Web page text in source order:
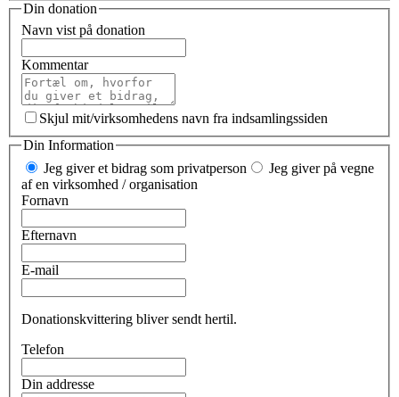
Din donation
Navn vist på donation
Kommentar
Skjul mit/virksomhedens navn fra indsamlingssiden
Din Information
Jeg giver et bidrag som privatperson
Jeg giver på vegne
af en virksomhed / organisation
Fornavn
Efternavn
E-mail
Donationskvittering bliver sendt hertil.
Telefon
Din addresse